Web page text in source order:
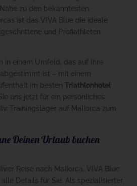
zu den bekanntesten
ist das VIVA Blue die ideale
und Profiathleten
in einem Umfeld, das auf Ihre
ist – mit einem
im bestenTriathlonhotel
uns jetzt für ein persönliches
Trainingslager auf Mallorca zum
Deinen Urlaub buchen
Reise nach Mallorca, VIVA Blue
Details für Sie. Als spezialisierter